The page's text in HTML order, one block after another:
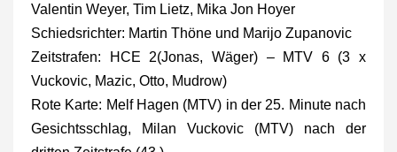
Valentin Weyer, Tim Lietz, Mika Jon Hoyer
Schiedsrichter: Martin Thöne und Marijo Zupanovic
Zeitstrafen: HCE 2(Jonas, Wäger) – MTV 6 (3 x
Vuckovic, Mazic, Otto, Mudrow)
Rote Karte: Melf Hagen (MTV) in der 25. Minute nach
Gesichtsschlag, Milan Vuckovic (MTV) nach der